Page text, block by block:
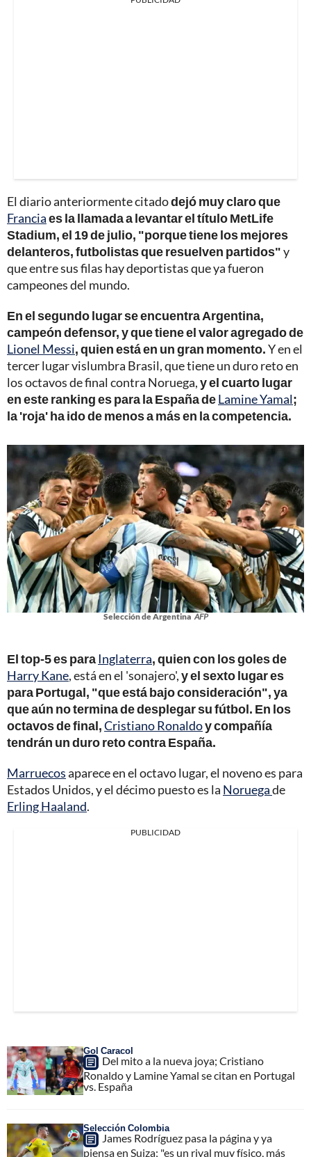
El diario anteriormente citadodejó muy claro que
Franciaes la llamada a levantar el título MetLife
Stadium, el 19 de julio, "porque tiene los mejores
delanteros, futbolistas que resuelven partidos"y
que entre sus filas hay deportistas que ya fueron
campeones del mundo.
En el segundo lugar se encuentra Argentina,
campeón defensor, y que tiene el valor agregado de
Lionel Messi, quien está en un gran momento.Y en el
tercer lugar vislumbra Brasil, que tiene un duro reto en
los octavos de final contra Noruega,y el cuarto lugar
en este ranking es para la España deLamine Yamal;
la 'roja' ha ido de menos a más en la competencia.
Selección de Argentina AFP
El top-5 es paraInglaterra, quien con los goles de
Harry Kane, está en el 'sonajero',y el sexto lugar es
para Portugal, "que está bajo consideración", ya
que aún no termina de desplegar su fútbol. En los
octavos de final,Cristiano Ronaldoy compañía
tendrán un duro reto contra España.
Marruecosaparece en el octavo lugar, el noveno es para
Estados Unidos, y el décimo puesto es la Noruegade
Erling Haaland.
PUBLICIDAD
Gol Caracol
Del mito a la nueva joya; Cristiano
Ronaldo y Lamine Yamal se citan en Portugal
vs. España
Selección Colombia
James Rodríguez pasa la página y ya
piensa en Suiza; "es un rival muy físico, más